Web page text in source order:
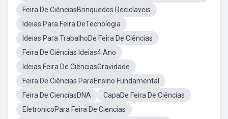
Feira De CiênciasBrinquedos Reciclaveis
Ideias Para Feira DeTecnologia
Ideias Para TrabalhoDe Feira De Ciências
Feira De Ciências Ideias4 Ano
Ideias Feira De CiênciasGravidade
Feira De Ciências ParaEnsino Fundamental
Feira De CienciasDNA
CapaDe Feira De Ciências
EletronicoPara Feira De Ciencias